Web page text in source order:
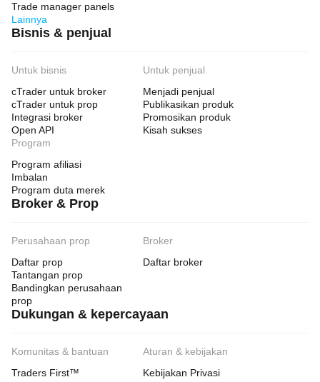
Trade manager panels
Lainnya
Bisnis & penjual
Untuk bisnis
cTrader untuk broker
cTrader untuk prop
Integrasi broker
Open API
Untuk penjual
Menjadi penjual
Publikasikan produk
Promosikan produk
Kisah sukses
Program
Program afiliasi
Imbalan
Program duta merek
Broker & Prop
Perusahaan prop
Daftar prop
Tantangan prop
Bandingkan perusahaan
prop
Broker
Daftar broker
Dukungan & kepercayaan
Komunitas & bantuan
Traders First™
Aturan & kebijakan
Kebijakan Privasi